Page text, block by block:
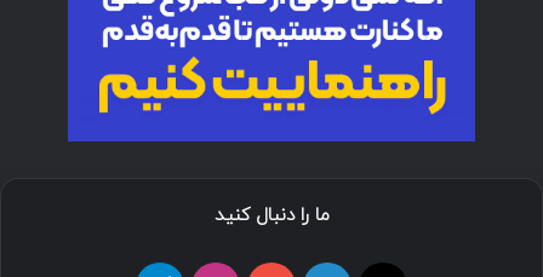
ما را دنبال کنید